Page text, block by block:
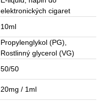
elektronických cigaret
10ml
Propylenglykol (PG),
Rostlinný glycerol (VG)
50/50
20mg / 1ml